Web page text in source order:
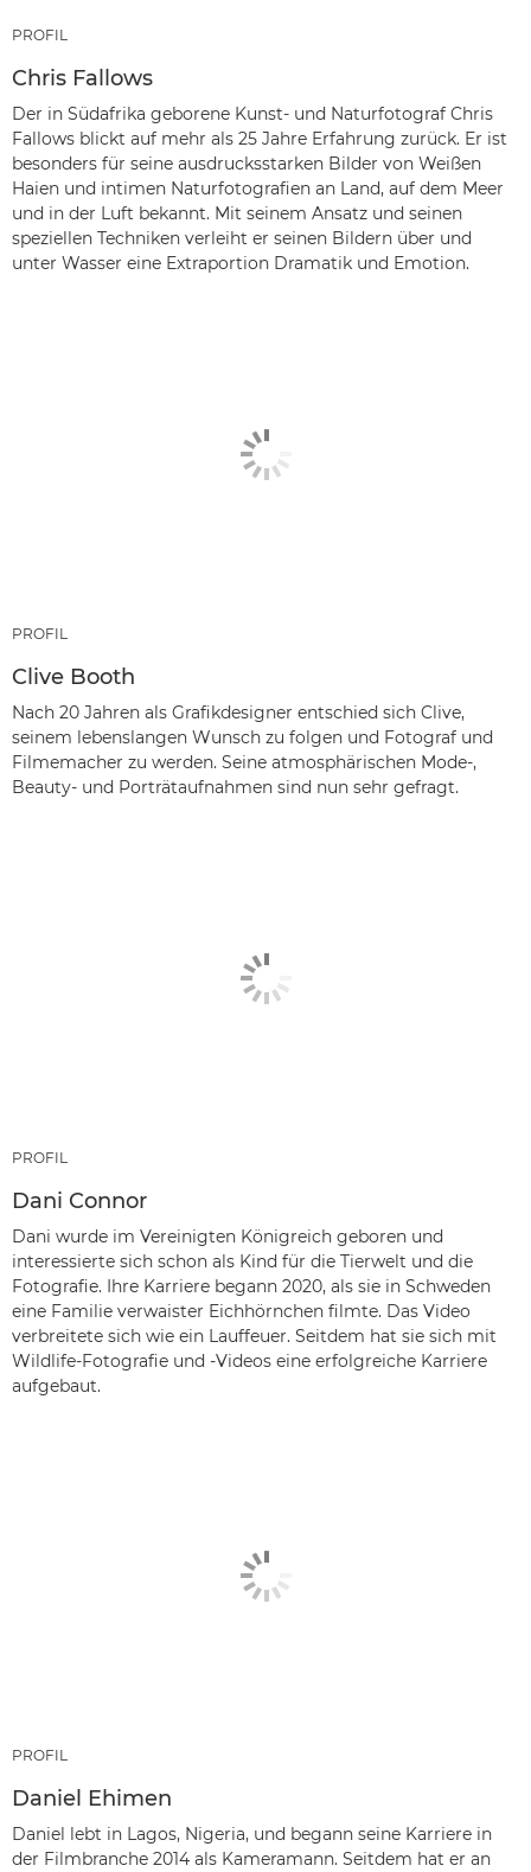
PROFIL
Chris Fallows
Der in Südafrika geborene Kunst- und Naturfotograf Chris
Fallows blickt auf mehr als 25 Jahre Erfahrung zurück. Er ist
besonders für seine ausdrucksstarken Bilder von Weißen
Haien und intimen Naturfotografien an Land, auf dem Meer
und in der Luft bekannt. Mit seinem Ansatz und seinen
speziellen Techniken verleiht er seinen Bildern über und
unter Wasser eine Extraportion Dramatik und Emotion.
PROFIL
Clive Booth
Nach 20 Jahren als Grafikdesigner entschied sich Clive,
seinem lebenslangen Wunsch zu folgen und Fotograf und
Filmemacher zu werden. Seine atmosphärischen Mode-,
Beauty- und Porträtaufnahmen sind nun sehr gefragt.
PROFIL
Dani Connor
Dani wurde im Vereinigten Königreich geboren und
interessierte sich schon als Kind für die Tierwelt und die
Fotografie. Ihre Karriere begann 2020, als sie in Schweden
eine Familie verwaister Eichhörnchen filmte. Das Video
verbreitete sich wie ein Lauffeuer. Seitdem hat sie sich mit
Wildlife-Fotografie und -Videos eine erfolgreiche Karriere
aufgebaut.
PROFIL
Daniel Ehimen
Daniel lebt in Lagos, Nigeria, und begann seine Karriere in
der Filmbranche 2014 als Kameramann. Seitdem hat er an